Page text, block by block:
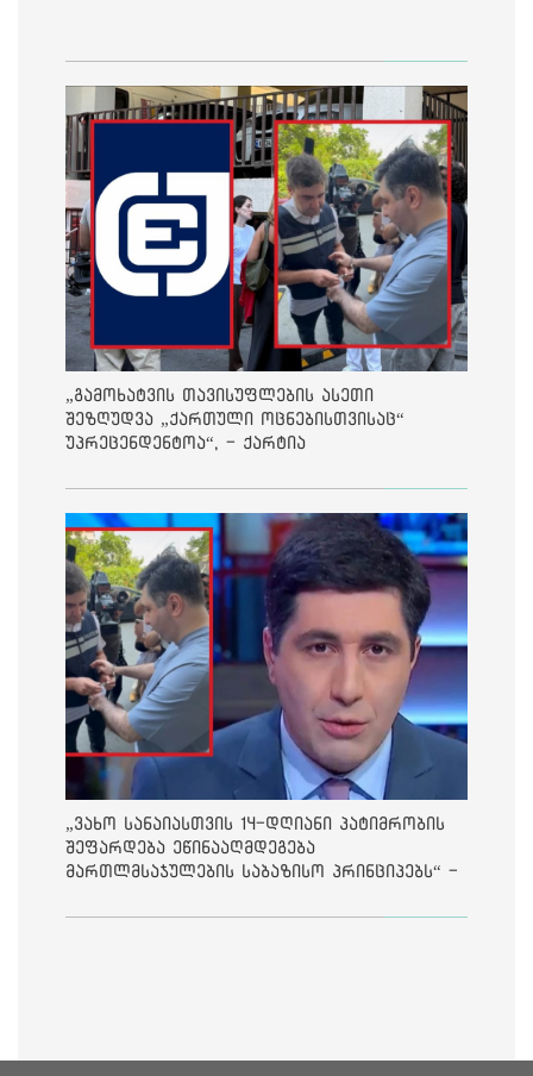
„გამოხატვის თავისუფლების ასეთი
შეზღუდვა „ქართული ოცნებისთვისაც“
უპრეცენდენტოა“, - ქარტია
„ვახო სანაიასთვის 14-დღიანი პატიმრობის
შეფარდება ეწინააღმდეგება
მართლმსაჯულების საბაზისო პრინციპებს“ -